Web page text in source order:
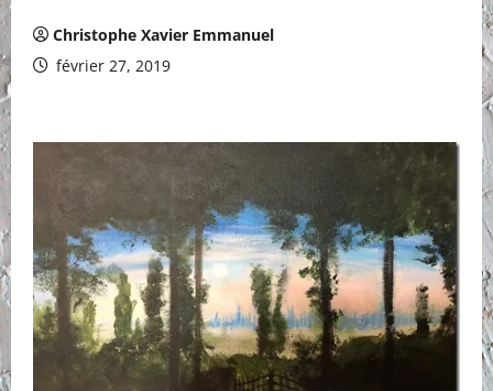
Christophe Xavier Emmanuel
février 27, 2019